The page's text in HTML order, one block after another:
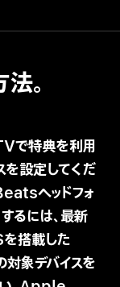
。
で特典を利用
を設定してくだ
ヘッドフォ
るには、最新
搭載した
象デバイスを